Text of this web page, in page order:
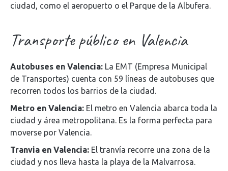
ciudad, como el aeropuerto o el Parque de la Albufera.
Transporte público en Valencia
Autobuses en Valencia: La EMT (Empresa Municipal
de Transportes) cuenta con 59 líneas de autobuses que
recorren todos los barrios de la ciudad.
Metro en Valencia: El metro en Valencia abarca toda la
ciudad y área metropolitana. Es la forma perfecta para
moverse por Valencia.
Tranvia en Valencia: El tranvía recorre una zona de la
ciudad y nos lleva hasta la playa de la Malvarrosa.